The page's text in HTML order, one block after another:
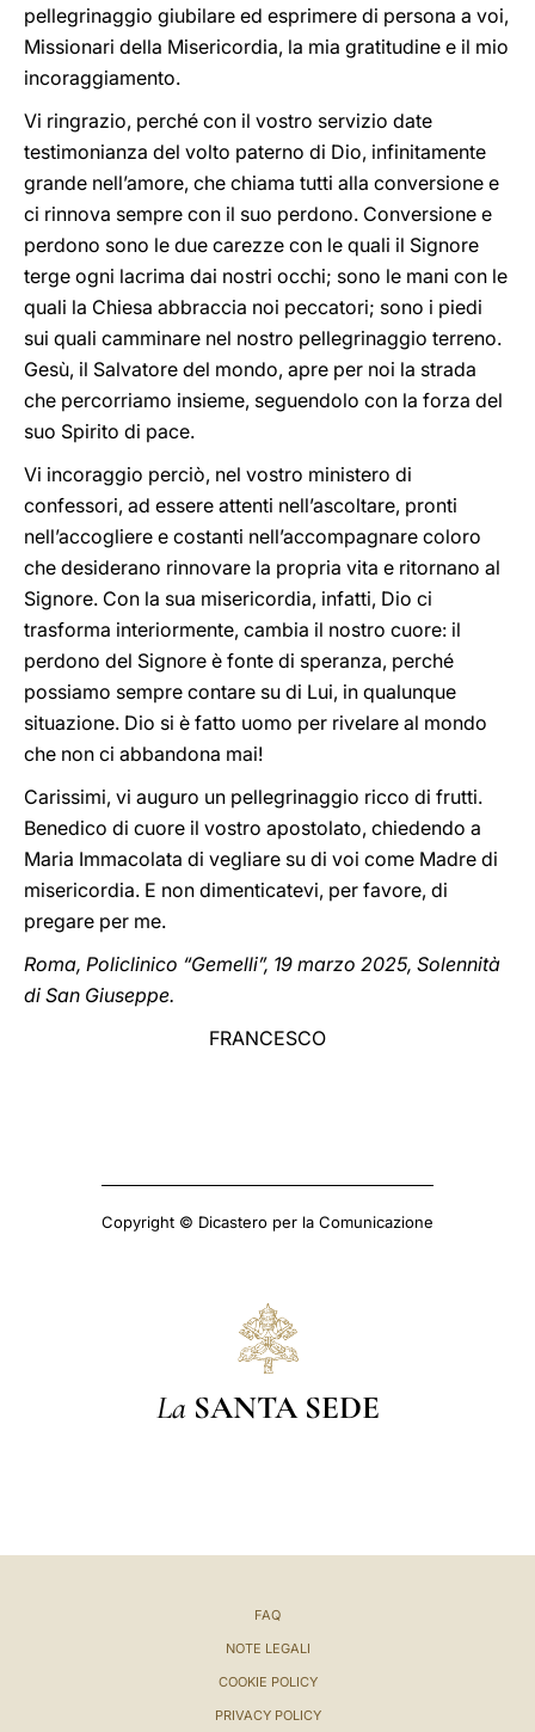
pellegrinaggio giubilare ed esprimere di persona a voi,
Missionari della Misericordia, la mia gratitudine e il mio
incoraggiamento.
Vi ringrazio, perché con il vostro servizio date
testimonianza del volto paterno di Dio, infinitamente
grande nell’amore, che chiama tutti alla conversione e
ci rinnova sempre con il suo perdono. Conversione e
perdono sono le due carezze con le quali il Signore
terge ogni lacrima dai nostri occhi; sono le mani con le
quali la Chiesa abbraccia noi peccatori; sono i piedi
sui quali camminare nel nostro pellegrinaggio terreno.
Gesù, il Salvatore del mondo, apre per noi la strada
che percorriamo insieme, seguendolo con la forza del
suo Spirito di pace.
Vi incoraggio perciò, nel vostro ministero di
confessori, ad essere attenti nell’ascoltare, pronti
nell’accogliere e costanti nell’accompagnare coloro
che desiderano rinnovare la propria vita e ritornano al
Signore. Con la sua misericordia, infatti, Dio ci
trasforma interiormente, cambia il nostro cuore: il
perdono del Signore è fonte di speranza, perché
possiamo sempre contare su di Lui, in qualunque
situazione. Dio si è fatto uomo per rivelare al mondo
che non ci abbandona mai!
Carissimi, vi auguro un pellegrinaggio ricco di frutti.
Benedico di cuore il vostro apostolato, chiedendo a
Maria Immacolata di vegliare su di voi come Madre di
misericordia. E non dimenticatevi, per favore, di
pregare per me.
Roma, Policlinico “Gemelli”, 19 marzo 2025, Solennità
di San Giuseppe.
FRANCESCO
Copyright © Dicastero per la Comunicazione
La SANTA SEDE
FAQ
NOTE LEGALI
COOKIE POLICY
PRIVACY POLICY